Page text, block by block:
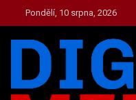
to
content
Pondělí, 10 srpna, 2026